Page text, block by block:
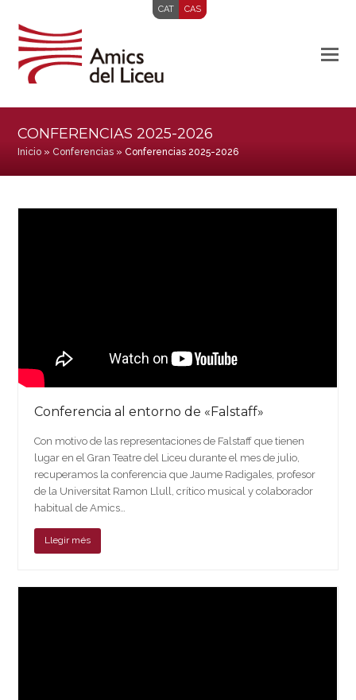
CAT CAS
CONFERENCIAS 2025-2026
Inicio » Conferencias »Conferencias 2025-2026
Conferencia al entorno de «Falstaff»
Con motivo de las representaciones de Falstaff que tienen
lugar en el Gran Teatre del Liceu durante el mes de julio,
recuperamos la conferencia que Jaume Radigales, profesor
de la Universitat Ramon Llull, crítico musical y colaborador
habitual de Amics…
Llegir més